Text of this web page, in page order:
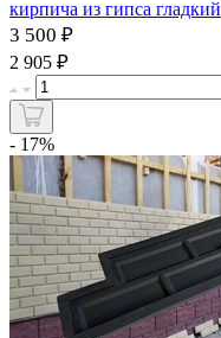
кирпича из гипса гладкий
3 500 ₽
2 905 ₽
- 17%